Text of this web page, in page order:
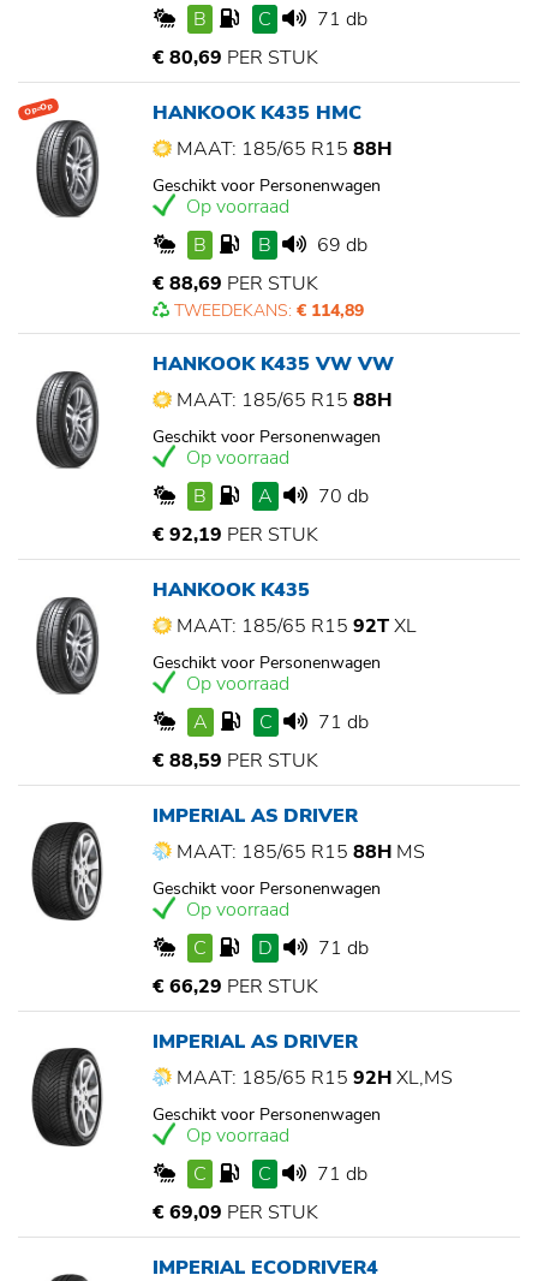
B
C
71 db
€ 80,69 PER STUK
Op=Op
HANKOOK K435 HMC
MAAT: 185/65 R15 88H
Geschikt voor Personenwagen
Op voorraad
B
B
69 db
€ 88,69 PER STUK
TWEEDEKANS: € 114,89
HANKOOK K435 VW VW
MAAT: 185/65 R15 88H
Geschikt voor Personenwagen
Op voorraad
B
A
70 db
€ 92,19 PER STUK
HANKOOK K435
MAAT: 185/65 R15 92TXL
Geschikt voor Personenwagen
Op voorraad
A
C
71 db
€ 88,59 PER STUK
IMPERIAL AS DRIVER
MAAT: 185/65 R15 88H MS
Geschikt voor Personenwagen
Op voorraad
C
D
71 db
€ 66,29 PER STUK
IMPERIAL AS DRIVER
MAAT: 185/65 R15 92HXL,MS
Geschikt voor Personenwagen
Op voorraad
C
C
71 db
€ 69,09 PER STUK
IMPERIAL ECODRIVER4